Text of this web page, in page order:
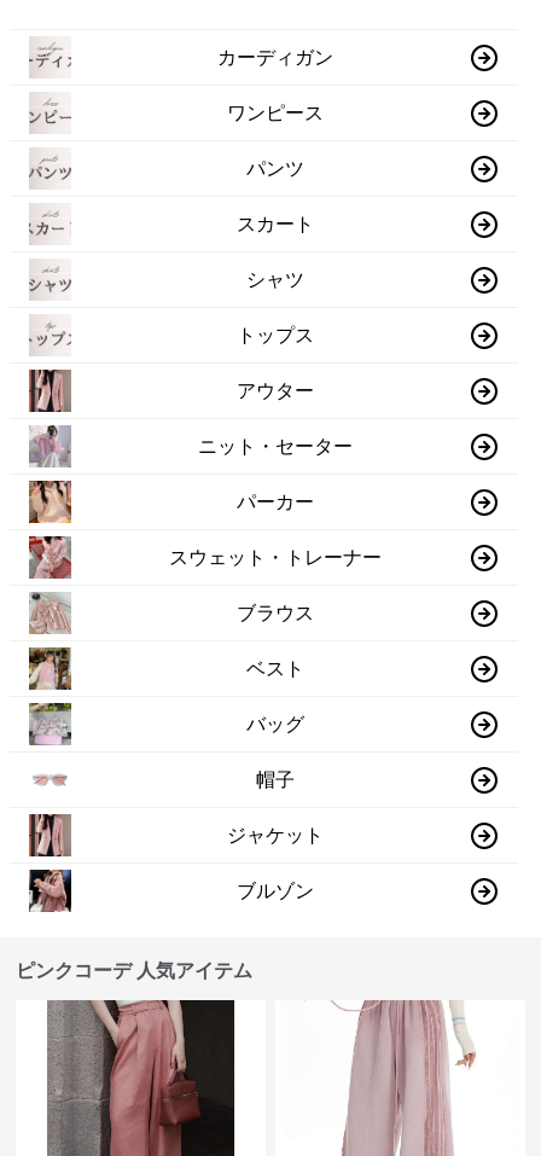
カーディガン
ワンピース
パンツ
スカート
シャツ
トップス
アウター
ニット・セーター
パーカー
スウェット・トレーナー
ブラウス
ベスト
バッグ
帽子
ジャケット
ブルゾン
ピンクコーデ 人気アイテム